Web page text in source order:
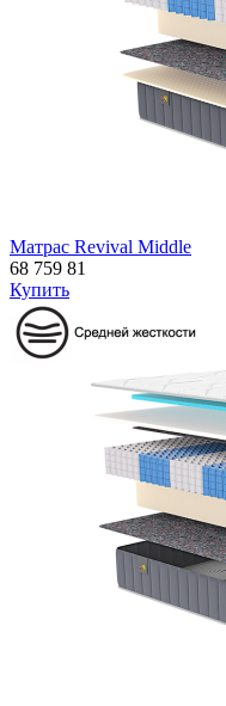
Матрас Revival Middle
68 759 81
Купить